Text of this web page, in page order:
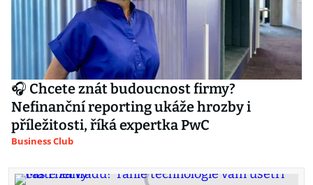
🎧 Chcete znát budoucnost firmy?
Nefinanční reporting ukáže hrozby i
příležitosti, říká expertka PwC
Business Club